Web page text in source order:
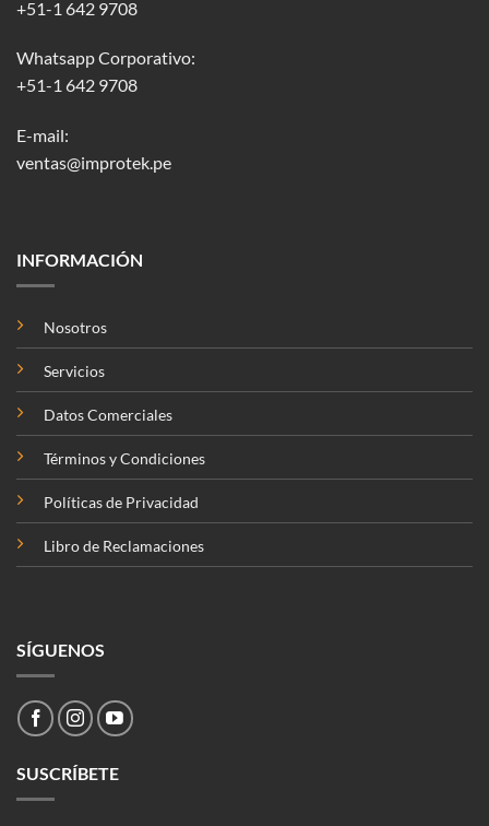
+51-1 642 9708
Whatsapp Corporativo:
+51-1 642 9708
E-mail:
ventas@improtek.pe
INFORMACIÓN
Nosotros
Servicios
Datos Comerciales
Términos y Condiciones
Políticas de Privacidad
Libro de Reclamaciones
SÍGUENOS
SUSCRÍBETE